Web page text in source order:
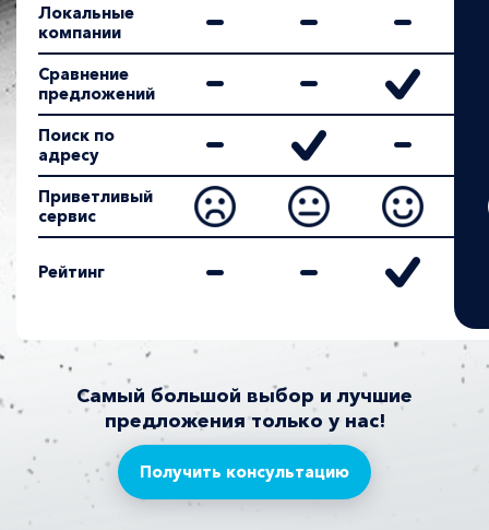
Локальные
компании
Сравнение
предложений
Поиск по
адресу
Приветливый
сервис
Рейтинг
Самый большой выбор и лучшие
предложения только у нас!
Получить консультацию